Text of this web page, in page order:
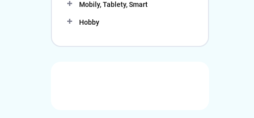
Mobily, Tablety, Smart
Hobby